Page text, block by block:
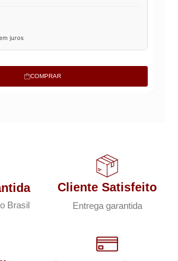
COMPRAR
Brasil
Cliente Satisfeito
Entrega garantida